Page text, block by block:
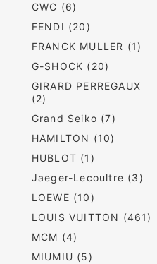
CWC (6)
FENDI (20)
FRANCK MULLER (1)
G-SHOCK (20)
GIRARD PERREGAUX
(2)
Grand Seiko (7)
HAMILTON (10)
HUBLOT (1)
Jaeger-Lecoultre (3)
LOEWE (10)
LOUIS VUITTON (461)
MCM (4)
MIUMIU (5)